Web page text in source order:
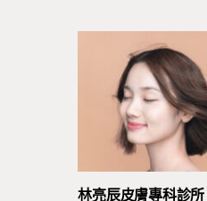
林亮辰皮膚專科診